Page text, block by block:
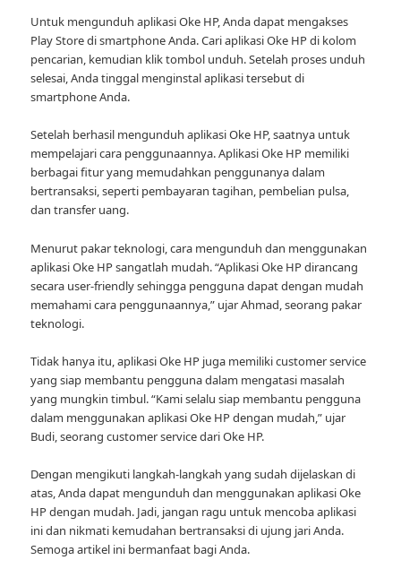
Untuk mengunduh aplikasi Oke HP, Anda dapat mengakses
Play Store di smartphone Anda. Cari aplikasi Oke HP di kolom
pencarian, kemudian klik tombol unduh. Setelah proses unduh
selesai, Anda tinggal menginstal aplikasi tersebut di
smartphone Anda.
Setelah berhasil mengunduh aplikasi Oke HP, saatnya untuk
mempelajari cara penggunaannya. Aplikasi Oke HP memiliki
berbagai fitur yang memudahkan penggunanya dalam
bertransaksi, seperti pembayaran tagihan, pembelian pulsa,
dan transfer uang.
Menurut pakar teknologi, cara mengunduh dan menggunakan
aplikasi Oke HP sangatlah mudah. “Aplikasi Oke HP dirancang
secara user-friendly sehingga pengguna dapat dengan mudah
memahami cara penggunaannya,” ujar Ahmad, seorang pakar
teknologi.
Tidak hanya itu, aplikasi Oke HP juga memiliki customer service
yang siap membantu pengguna dalam mengatasi masalah
yang mungkin timbul. “Kami selalu siap membantu pengguna
dalam menggunakan aplikasi Oke HP dengan mudah,” ujar
Budi, seorang customer service dari Oke HP.
Dengan mengikuti langkah-langkah yang sudah dijelaskan di
atas, Anda dapat mengunduh dan menggunakan aplikasi Oke
HP dengan mudah. Jadi, jangan ragu untuk mencoba aplikasi
ini dan nikmati kemudahan bertransaksi di ujung jari Anda.
Semoga artikel ini bermanfaat bagi Anda.